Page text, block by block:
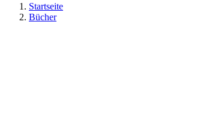
Startseite
Bücher